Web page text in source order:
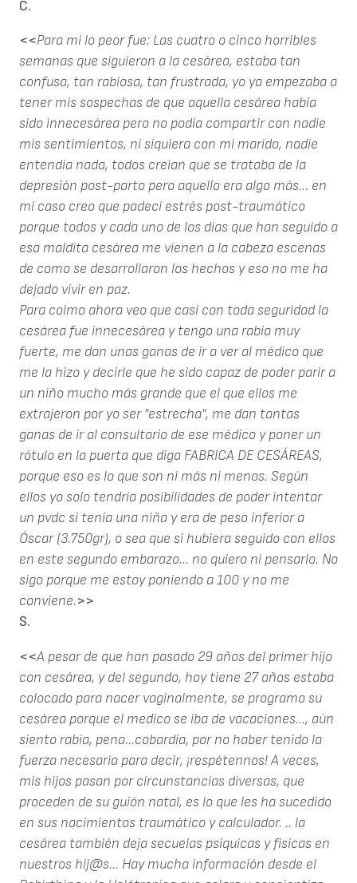
C.
<<Para mi lo peor fue: Las cuatro o cinco horribles
semanas que siguieron a la cesárea, estaba tan
confusa, tan rabiosa, tan frustrada, yo ya empezaba a
tener mis sospechas de que aquella cesárea había
sido innecesárea pero no podía compartir con nadie
mis sentimientos, ni siquiera con mi marido, nadie
entendía nada, todos creían que se trataba de la
depresión post-parto pero aquello era algo más... en
mi caso creo que padecí estrés post-traumático
porque todos y cada uno de los días que han seguido a
esa maldita cesárea me vienen a la cabeza escenas
de como se desarrollaron los hechos y eso no me ha
dejado vivir en paz.
Para colmo ahora veo que casi con toda seguridad la
cesárea fue innecesárea y tengo una rabia muy
fuerte, me dan unas ganas de ir a ver al médico que
me la hizo y decirle que he sido capaz de poder parir a
un niño mucho más grande que el que ellos me
extrajeron por yo ser "estrecha", me dan tantas
ganas de ir al consultorio de ese médico y poner un
rótulo en la puerta que diga FABRICA DE CESÁREAS,
porque eso es lo que son ni más ni menos. Según
ellos yo solo tendría posibilidades de poder intentar
un pvdc si tenía una niña y era de peso inferior a
Óscar (3.750gr), o sea que si hubiera seguido con ellos
en este segundo embarazo... no quiero ni pensarlo. No
sigo porque me estoy poniendo a 100 y no me
conviene.>>
S.
<<A pesar de que han pasado 29 años del primer hijo
con cesárea, y del segundo, hoy tiene 27 años estaba
colocado para nacer vaginalmente, se programo su
cesárea porque el medico se iba de vacaciones..., aún
siento rabia, pena...cobardía, por no haber tenido la
fuerza necesaria para decir, ¡respétennos! A veces,
mis hijos pasan por circunstancias diversas, que
proceden de su guión natal, es lo que les ha sucedido
en sus nacimientos traumático y calculador. .. la
cesárea también deja secuelas psíquicas y físicas en
nuestros hij@s... Hay mucha información desde el